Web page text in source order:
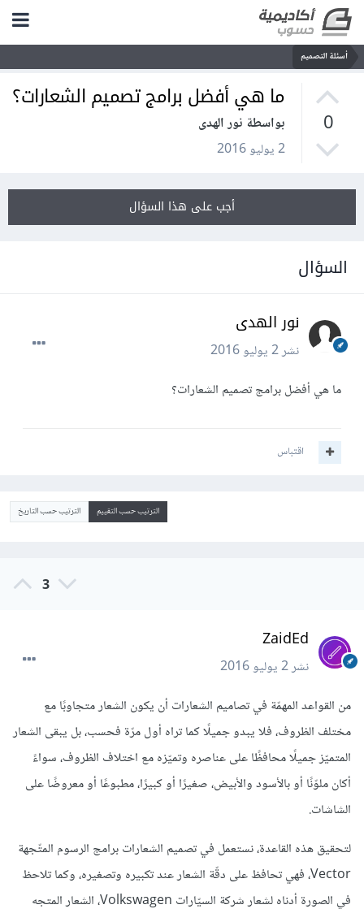
أسئلة التصميم
0
ما هي أفضل برامج تصميم الشعارات؟
بواسطة نور الهدى
2 يوليو 2016
أجب على هذا السؤال
السؤال
نور الهدى
نشر2 يوليو 2016
ما هي أفضل برامج تصميم الشعارات؟
اقتباس
الترتيب حسب التقييم الترتيب حسب التاريخ
3
ZaidEd
نشر2 يوليو 2016
من القواعد المهمّة في تصاميم الشعارات أن يكون الشعار متجاوبًا مع
مختلف الظروف، فلا يبدو جميلًا كما تراه أول مرّة فحسب، بل يبقى الشعار
المتميّز جميلًا محافظًا على عناصره وتميّزه مع اختلاف الظروف، سواءً
أكان ملوّنًا أو بالأسود والأبيض، صغيرًا أو كبيرًا، مطبوعًا أو معروضًا على
الشاشات.
لتحقيق هذه القاعدة، نستعمل في تصميم الشعارات برامج الرسوم المتّجهة
Vector، فهي تحافظ على دقّة الشعار عند تكبيره وتصغيره، وكما تلاحظ
في الصورة أدناه لشعار شركة السيّارات Volkswagen، الشعار المتجه